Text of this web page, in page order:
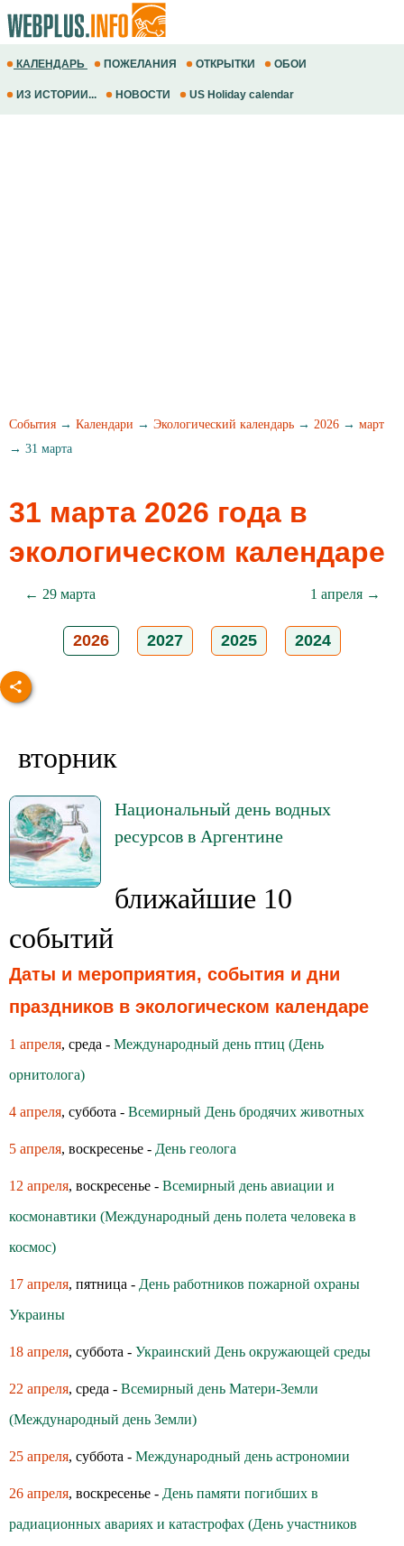
КАЛЕНДАРЬ ПОЖЕЛАНИЯ ОТКРЫТКИ ОБОИ
ИЗ ИСТОРИИ... НОВОСТИ US Holiday calendar
События → Календари → Экологический календарь → 2026 → март
→ 31 марта
31 марта 2026 года в
экологическом календаре
← 29 марта 1 апреля →
2026 2027 2025 2024
вторник
Национальный день водных
ресурсов в Аргентине
ближайшие 10
событий
Даты и мероприятия, события и дни
праздников в экологическом календаре
1 апреля, среда - Международный день птиц (День
орнитолога)
4 апреля, суббота - Всемирный День бродячих животных
5 апреля, воскресенье - День геолога
12 апреля, воскресенье - Всемирный день авиации и
космонавтики (Международный день полета человека в
космос)
17 апреля, пятница - День работников пожарной охраны
Украины
18 апреля, суббота - Украинский День окружающей среды
22 апреля, среда - Всемирный день Матери-Земли
(Международный день Земли)
25 апреля, суббота - Международный день астрономии
26 апреля, воскресенье - День памяти погибших в
радиационных авариях и катастрофах (День участников